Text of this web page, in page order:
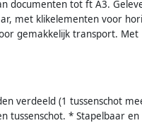
documenten tot ft A3.
met klikelementen voor
gemakkelijk transport. Met
verdeeld (1 tussenschot
tussenschot. * Stapelbaar en